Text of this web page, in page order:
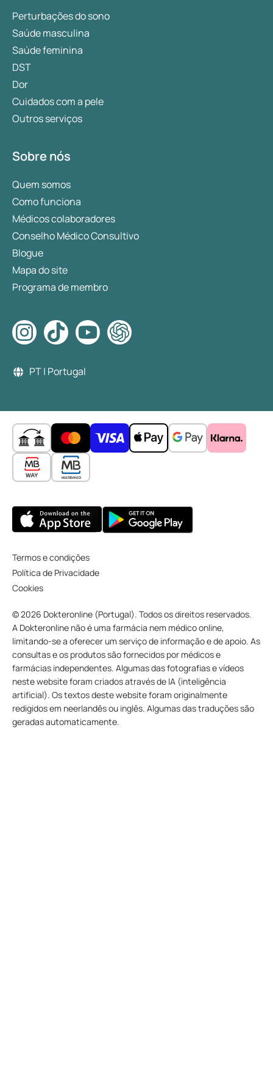
Perturbações do sono
Saúde masculina
Saúde feminina
DST
Dor
Cuidados com a pele
Outros serviços
Sobre nós
Quem somos
Como funciona
Médicos colaboradores
Conselho Médico Consultivo
Blogue
Mapa do site
Programa de membro
PT | Portugal
Termos e condições
Política de Privacidade
Cookies
© 2026 Dokteronline (Portugal). Todos os direitos reservados.
A Dokteronline não é uma farmácia nem médico online,
limitando-se a oferecer um serviço de informação e de apoio. As
consultas e os produtos são fornecidos por médicos e
farmácias independentes. Algumas das fotografias e vídeos
neste website foram criados através de IA (inteligência
artificial). Os textos deste website foram originalmente
redigidos em neerlandês ou inglês. Algumas das traduções são
geradas automaticamente.